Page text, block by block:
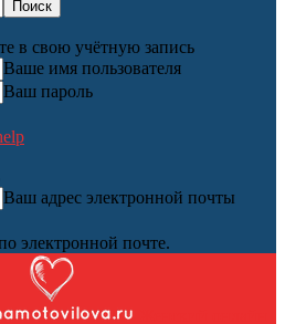
в свою учётную запись
Ваше имя пользователя
Ваш пароль
Ваш адрес электронной почты
электронной почте.